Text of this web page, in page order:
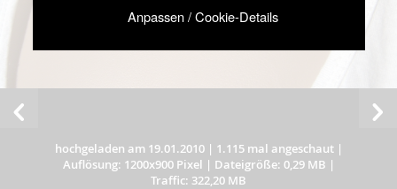
Anpassen / Cookie-Details
hochgeladen am 19.01.2010| 1.115 mal angeschaut|
Auflösung: 1200x900 Pixel | Dateigröße: 0,29 MB |
Traffic: 322,20 MB